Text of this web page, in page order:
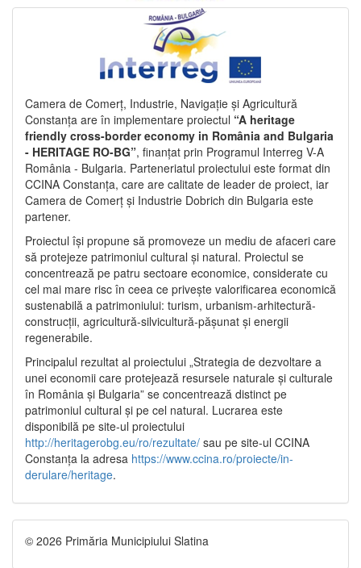
Camera de Comerț, Industrie, Navigație și Agricultură
Constanța are în implementare proiectul “A heritage
friendly cross-border economy in România and Bulgaria
- HERITAGE RO-BG”, finanțat prin Programul Interreg V-A
România - Bulgaria. Parteneriatul proiectului este format din
CCINA Constanța, care are calitate de leader de proiect, iar
Camera de Comerț și Industrie Dobrich din Bulgaria este
partener.
Proiectul își propune să promoveze un mediu de afaceri care
să protejeze patrimoniul cultural și natural. Proiectul se
concentrează pe patru sectoare economice, considerate cu
cel mai mare risc în ceea ce privește valorificarea economică
sustenabilă a patrimoniului: turism, urbanism-arhitectură-
construcții, agricultură-silvicultură-pășunat și energii
regenerabile.
Principalul rezultat al proiectului „Strategia de dezvoltare a
unei economii care protejează resursele naturale și culturale
în România și Bulgaria” se concentrează distinct pe
patrimoniul cultural și pe cel natural. Lucrarea este
disponibilă pe site-ul proiectului
http://heritagerobg.eu/ro/rezultate/ sau pe site-ul CCINA
Constanța la adresa https://www.ccina.ro/proiecte/in-
derulare/heritage.
© 2026 Primăria Municipiului Slatina